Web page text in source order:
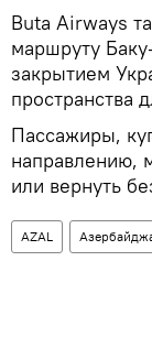
Buta Airways
маршруту
закрытием
пространства
Пассажиры,
направлению,
или вернуть
AZAL